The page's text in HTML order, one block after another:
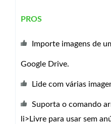
PROS
Importe imagens de
Google Drive.
Lide com várias
Suporta o comando
li> Livre para usar sem